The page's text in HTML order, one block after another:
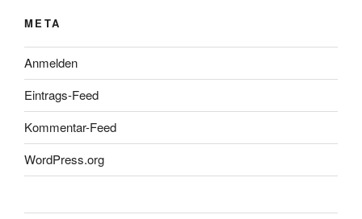
META
Anmelden
Eintrags-Feed
Kommentar-Feed
WordPress.org